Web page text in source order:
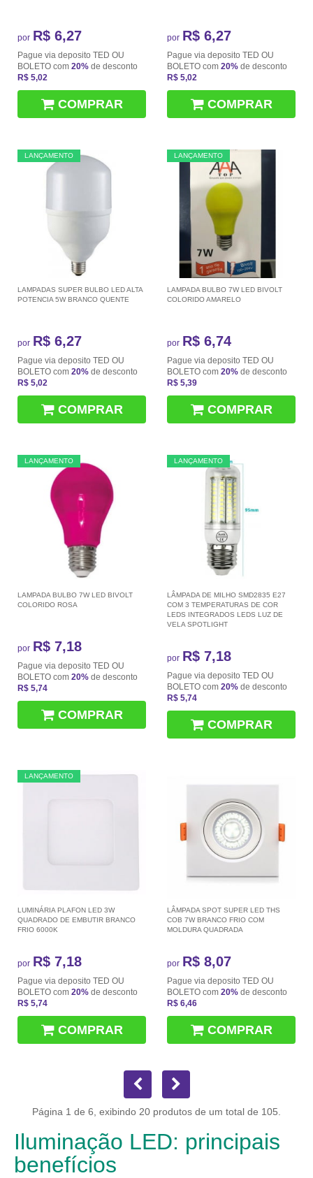
por R$ 6,27
Pague via deposito TED OU
BOLETO com 20% de desconto
R$ 5,02
COMPRAR
por R$ 6,27
Pague via deposito TED OU
BOLETO com 20% de desconto
R$ 5,02
COMPRAR
LANÇAMENTO
LAMPADAS SUPER BULBO LED ALTA
POTENCIA 5W BRANCO QUENTE
por R$ 6,27
Pague via deposito TED OU
BOLETO com 20% de desconto
R$ 5,02
COMPRAR
LANÇAMENTO
LAMPADA BULBO 7W LED BIVOLT
COLORIDO AMARELO
por R$ 6,74
Pague via deposito TED OU
BOLETO com 20% de desconto
R$ 5,39
COMPRAR
LANÇAMENTO
LAMPADA BULBO 7W LED BIVOLT
COLORIDO ROSA
por R$ 7,18
Pague via deposito TED OU
BOLETO com 20% de desconto
R$ 5,74
COMPRAR
LANÇAMENTO
LÂMPADA DE MILHO SMD2835 E27
COM 3 TEMPERATURAS DE COR
LEDS INTEGRADOS LEDS LUZ DE
VELA SPOTLIGHT
por R$ 7,18
Pague via deposito TED OU
BOLETO com 20% de desconto
R$ 5,74
COMPRAR
LANÇAMENTO
LUMINÁRIA PLAFON LED 3W
QUADRADO DE EMBUTIR BRANCO
FRIO 6000K
por R$ 7,18
Pague via deposito TED OU
BOLETO com 20% de desconto
R$ 5,74
COMPRAR
LÂMPADA SPOT SUPER LED THS
COB 7W BRANCO FRIO COM
MOLDURA QUADRADA
por R$ 8,07
Pague via deposito TED OU
BOLETO com 20% de desconto
R$ 6,46
COMPRAR
Página 1 de 6, exibindo 20 produtos de um total de 105.
Iluminação LED: principais
benefícios